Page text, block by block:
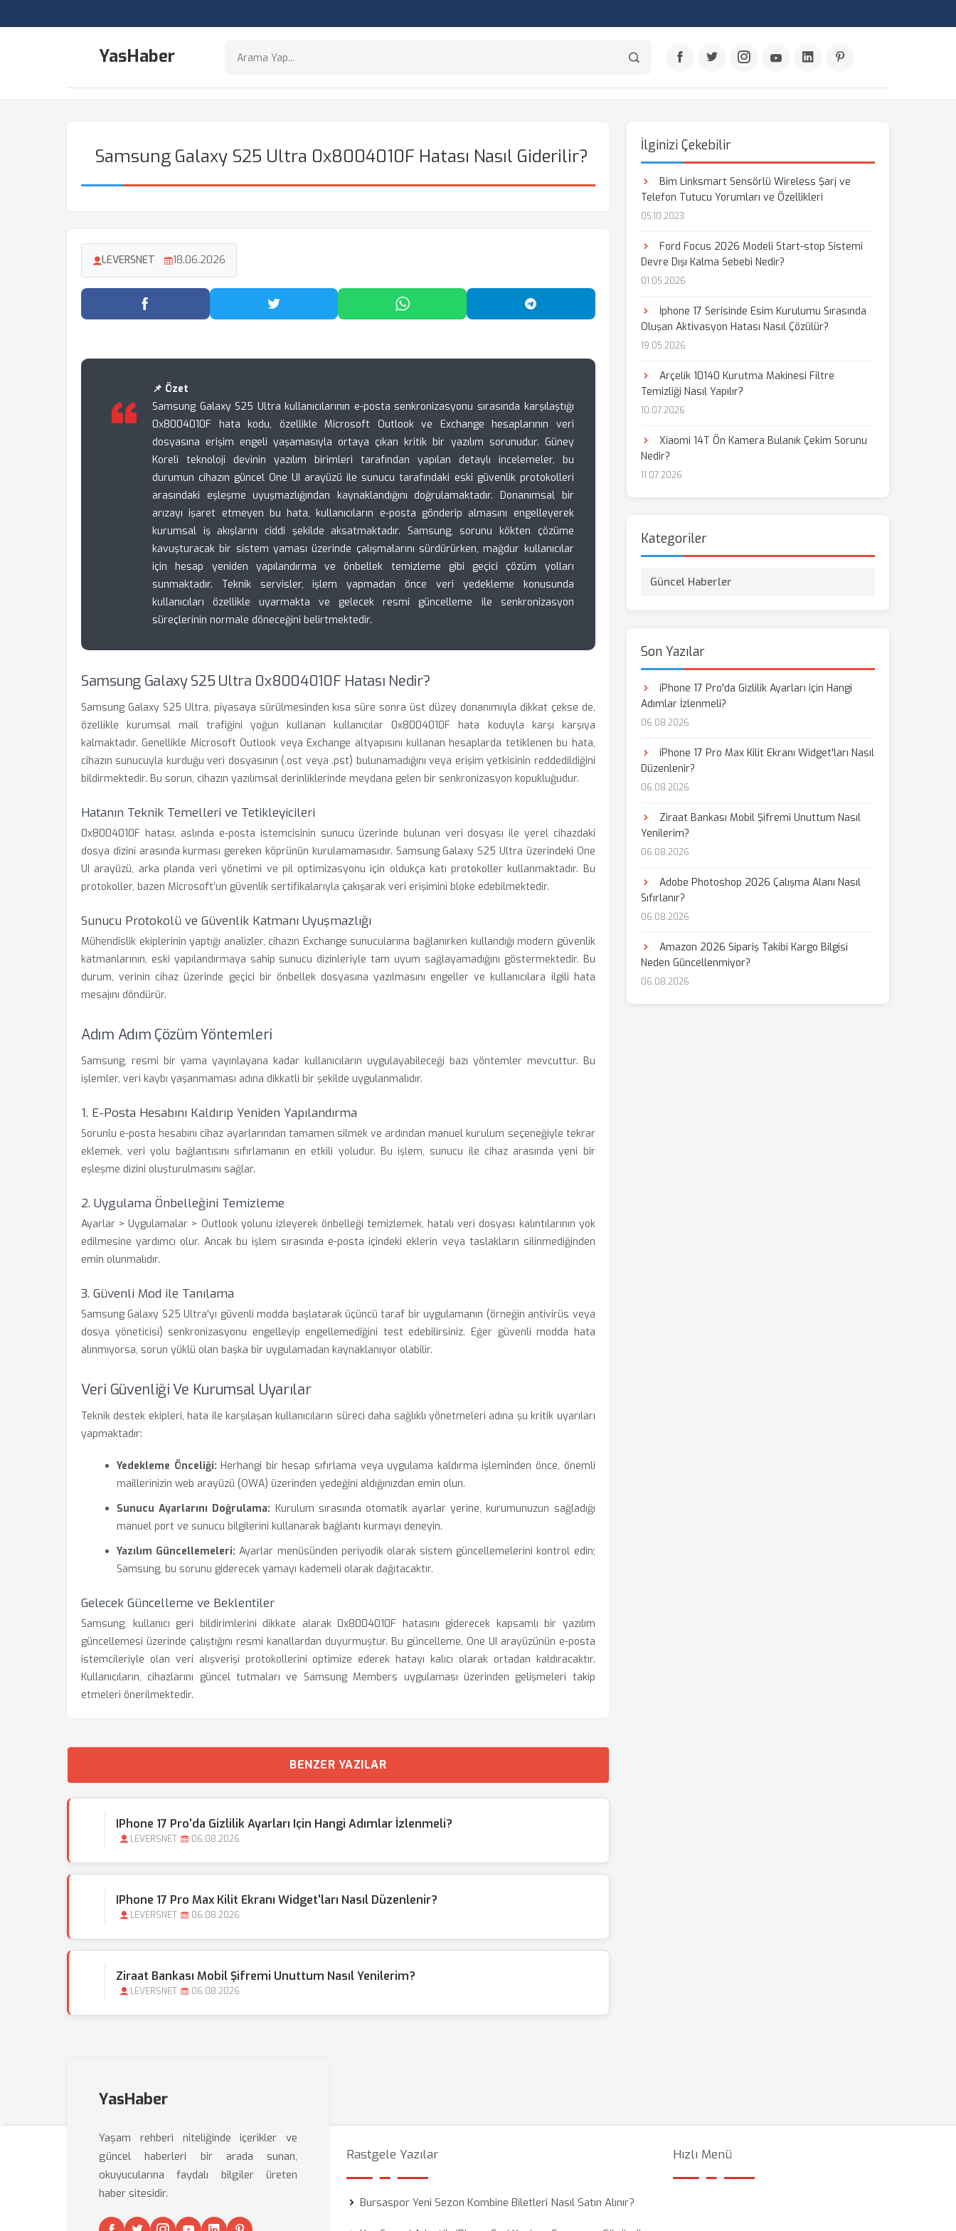
YasHaber
Samsung Galaxy S25 Ultra 0x8004010F Hatası Nasıl Giderilir?
LEVERSNET 18.06.2026
Facebook'ta Paylaş Twitter'da Paylaş WhatsApp'ta Paylaş Telegram'da Paylaş
📌 Özet
Samsung Galaxy S25 Ultra kullanıcılarının e-posta senkronizasyonu sırasında karşılaştığı
0x8004010F hata kodu, özellikle Microsoft Outlook ve Exchange hesaplarının veri
dosyasına erişim engeli yaşamasıyla ortaya çıkan kritik bir yazılım sorunudur. Güney
Koreli teknoloji devinin yazılım birimleri tarafından yapılan detaylı incelemeler, bu
durumun cihazın güncel One UI arayüzü ile sunucu tarafındaki eski güvenlik protokolleri
arasındaki eşleşme uyuşmazlığından kaynaklandığını doğrulamaktadır. Donanımsal bir
arızayı işaret etmeyen bu hata, kullanıcıların e-posta gönderip almasını engelleyerek
kurumsal iş akışlarını ciddi şekilde aksatmaktadır. Samsung, sorunu kökten çözüme
kavuşturacak bir sistem yaması üzerinde çalışmalarını sürdürürken, mağdur kullanıcılar
için hesap yeniden yapılandırma ve önbellek temizleme gibi geçici çözüm yolları
sunmaktadır. Teknik servisler, işlem yapmadan önce veri yedekleme konusunda
kullanıcıları özellikle uyarmakta ve gelecek resmi güncelleme ile senkronizasyon
süreçlerinin normale döneceğini belirtmektedir.
Samsung Galaxy S25 Ultra 0x8004010F Hatası Nedir?
Samsung Galaxy S25 Ultra, piyasaya sürülmesinden kısa süre sonra üst düzey donanımıyla dikkat çekse de,
özellikle kurumsal mail trafiğini yoğun kullanan kullanıcılar 0x8004010F hata koduyla karşı karşıya
kalmaktadır. Genellikle Microsoft Outlook veya Exchange altyapısını kullanan hesaplarda tetiklenen bu hata,
cihazın sunucuyla kurduğu veri dosyasının (.ost veya .pst) bulunamadığını veya erişim yetkisinin reddedildiğini
bildirmektedir. Bu sorun, cihazın yazılımsal derinliklerinde meydana gelen bir senkronizasyon kopukluğudur.
Hatanın Teknik Temelleri ve Tetikleyicileri
0x8004010F hatası, aslında e-posta istemcisinin sunucu üzerinde bulunan veri dosyası ile yerel cihazdaki
dosya dizini arasında kurması gereken köprünün kurulamamasıdır. Samsung Galaxy S25 Ultra üzerindeki One
UI arayüzü, arka planda veri yönetimi ve pil optimizasyonu için oldukça katı protokoller kullanmaktadır. Bu
protokoller, bazen Microsoft’un güvenlik sertifikalarıyla çakışarak veri erişimini bloke edebilmektedir.
Sunucu Protokolü ve Güvenlik Katmanı Uyuşmazlığı
Mühendislik ekiplerinin yaptığı analizler, cihazın Exchange sunucularına bağlanırken kullandığı modern güvenlik
katmanlarının, eski yapılandırmaya sahip sunucu dizinleriyle tam uyum sağlayamadığını göstermektedir. Bu
durum, verinin cihaz üzerinde geçici bir önbellek dosyasına yazılmasını engeller ve kullanıcılara ilgili hata
mesajını döndürür.
Adım Adım Çözüm Yöntemleri
Samsung, resmi bir yama yayınlayana kadar kullanıcıların uygulayabileceği bazı yöntemler mevcuttur. Bu
işlemler, veri kaybı yaşanmaması adına dikkatli bir şekilde uygulanmalıdır.
1. E-Posta Hesabını Kaldırıp Yeniden Yapılandırma
Sorunlu e-posta hesabını cihaz ayarlarından tamamen silmek ve ardından manuel kurulum seçeneğiyle tekrar
eklemek, veri yolu bağlantısını sıfırlamanın en etkili yoludur. Bu işlem, sunucu ile cihaz arasında yeni bir
eşleşme dizini oluşturulmasını sağlar.
2. Uygulama Önbelleğini Temizleme
Ayarlar > Uygulamalar > Outlook yolunu izleyerek önbelleği temizlemek, hatalı veri dosyası kalıntılarının yok
edilmesine yardımcı olur. Ancak bu işlem sırasında e-posta içindeki eklerin veya taslakların silinmediğinden
emin olunmalıdır.
3. Güvenli Mod ile Tanılama
Samsung Galaxy S25 Ultra'yı güvenli modda başlatarak üçüncü taraf bir uygulamanın (örneğin antivirüs veya
dosya yöneticisi) senkronizasyonu engelleyip engellemediğini test edebilirsiniz. Eğer güvenli modda hata
alınmıyorsa, sorun yüklü olan başka bir uygulamadan kaynaklanıyor olabilir.
Veri Güvenliği Ve Kurumsal Uyarılar
Teknik destek ekipleri, hata ile karşılaşan kullanıcıların süreci daha sağlıklı yönetmeleri adına şu kritik uyarıları
yapmaktadır:
Yedekleme Önceliği: Herhangi bir hesap sıfırlama veya uygulama kaldırma işleminden önce, önemli
maillerinizin web arayüzü (OWA) üzerinden yedeğini aldığınızdan emin olun.
Sunucu Ayarlarını Doğrulama: Kurulum sırasında otomatik ayarlar yerine, kurumunuzun sağladığı
manuel port ve sunucu bilgilerini kullanarak bağlantı kurmayı deneyin.
Yazılım Güncellemeleri: Ayarlar menüsünden periyodik olarak sistem güncellemelerini kontrol edin;
Samsung, bu sorunu giderecek yamayı kademeli olarak dağıtacaktır.
Gelecek Güncelleme ve Beklentiler
Samsung, kullanıcı geri bildirimlerini dikkate alarak 0x8004010F hatasını giderecek kapsamlı bir yazılım
güncellemesi üzerinde çalıştığını resmi kanallardan duyurmuştur. Bu güncelleme, One UI arayüzünün e-posta
istemcileriyle olan veri alışverişi protokollerini optimize ederek hatayı kalıcı olarak ortadan kaldıracaktır.
Kullanıcıların, cihazlarını güncel tutmaları ve Samsung Members uygulaması üzerinden gelişmeleri takip
etmeleri önerilmektedir.
BENZER YAZILAR
IPhone 17 Pro'da Gizlilik Ayarları Için Hangi Adımlar İzlenmeli?
LEVERSNET 06.08.2026
IPhone 17 Pro Max Kilit Ekranı Widget'ları Nasıl Düzenlenir?
LEVERSNET 06.08.2026
Ziraat Bankası Mobil Şifremi Unuttum Nasıl Yenilerim?
LEVERSNET 06.08.2026
İlginizi Çekebilir
Bim Linksmart Sensörlü Wireless Şarj ve
Telefon Tutucu Yorumları ve Özellikleri
05.10.2023
Ford Focus 2026 Modeli Start-stop Sistemi
Devre Dışı Kalma Sebebi Nedir?
01.05.2026
İphone 17 Serisinde Esim Kurulumu Sırasında
Oluşan Aktivasyon Hatası Nasıl Çözülür?
19.05.2026
Arçelik 10140 Kurutma Makinesi Filtre
Temizliği Nasıl Yapılır?
10.07.2026
Xiaomi 14T Ön Kamera Bulanık Çekim Sorunu
Nedir?
11.07.2026
Kategoriler
Güncel Haberler
Son Yazılar
iPhone 17 Pro'da Gizlilik Ayarları için Hangi
Adımlar İzlenmeli?
06.08.2026
iPhone 17 Pro Max Kilit Ekranı Widget'ları Nasıl
Düzenlenir?
06.08.2026
Ziraat Bankası Mobil Şifremi Unuttum Nasıl
Yenilerim?
06.08.2026
Adobe Photoshop 2026 Çalışma Alanı Nasıl
Sıfırlanır?
06.08.2026
Amazon 2026 Sipariş Takibi Kargo Bilgisi
Neden Güncellenmiyor?
06.08.2026
YasHaber
Yaşam rehberi niteliğinde içerikler ve
güncel haberleri bir arada sunan,
okuyucularına faydalı bilgiler üreten
haber sitesidir.
Rastgele Yazılar
Bursaspor Yeni Sezon Kombine Biletleri Nasıl Satın Alınır?
Hızlı Menü